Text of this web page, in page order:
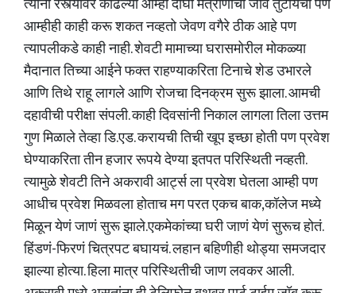
त्यांनी रस्त्यावर काढल्या आम्हा दोघी मैत्रीणीचा जीव तुटायचा पण
आम्हीही काही करू शकत नव्हतो जेवण वगैरे ठीक आहे पण
त्यापलीकडे काही नाही. शेवटी मामाच्या घरासमोरील मोकळ्या
मैदानात तिच्या आईने फक्त राहण्याकरिता टिनाचे शेड उभारले
आणि तिथे राहू लागले आणि रोजचा दिनक्रम सुरू झाला. आमची
दहावीची परीक्षा संपली. काही दिवसांनी निकाल लागला तिला उत्तम
गुण मिळाले तेव्हा डि.एड. करायची तिची खूप इच्छा होती पण प्रवेश
घेण्याकरिता तीन हजार रूपये देण्या इतपत परिस्थिती नव्हती.
त्यामुळे शेवटी तिने अकरावी आर्ट्स ला प्रवेश घेतला आम्ही पण
आधीच प्रवेश मिळवला होताच मग परत एकच बाक,कॉलेज मध्ये
मिळून येणं जाणं सुरू झाले.एकमेकांच्या घरी जाणं येणं सुरूच होतं.
हिंडणं-फिरणं चित्रपट बघायचं. लहान बहिणीही थोड्या समजदार
झाल्या होत्या. हिला मात्र परिस्थितीची जाण लवकर आली.